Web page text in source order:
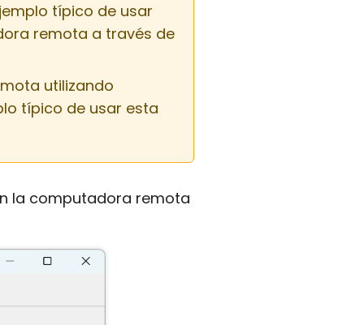
típico de usar
remota a través de
utilizando
típico de usar esta
la computadora remota